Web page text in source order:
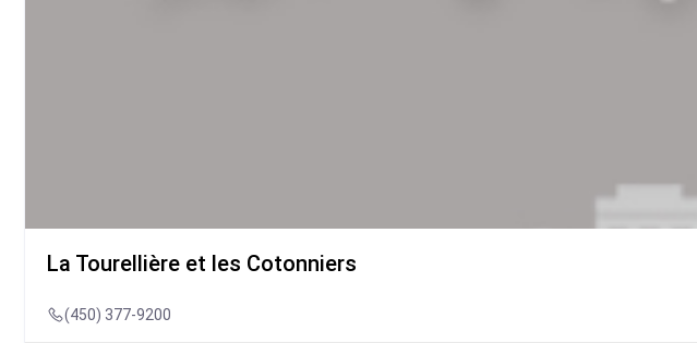
La Tourellière et les Cotonniers
(450) 377-9200